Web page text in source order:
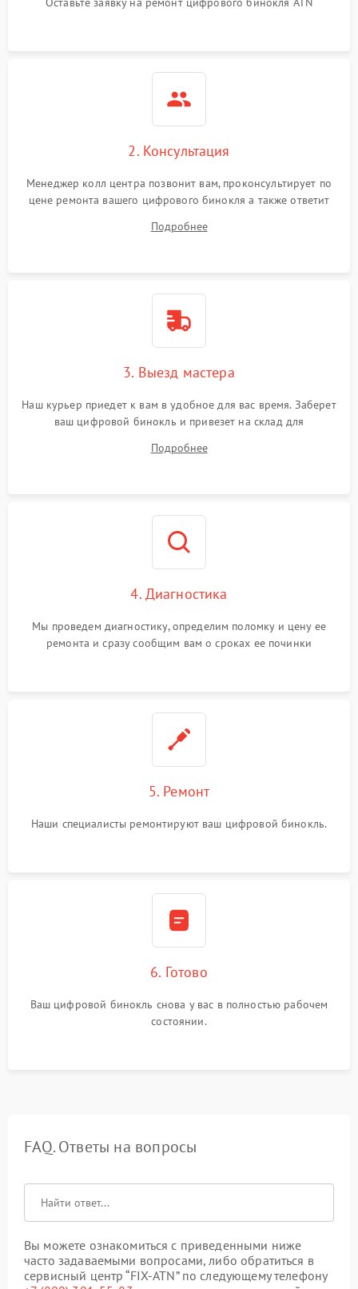
2. Консультация
Менеджер колл центра позвонит вам, проконсультирует по
цене ремонта вашего цифрового бинокля а также ответит
Подробнее
3. Выезд мастера
Наш курьер приедет к вам в удобное для вас время. Заберет
ваш цифровой бинокль и привезет на склад для
Подробнее
4. Диагностика
Мы проведем диагностику, определим поломку и цену ее
ремонта и сразу сообщим вам о сроках ее починки
5. Ремонт
Наши специалисты ремонтируют ваш цифровой бинокль.
6. Готово
Ваш цифровой бинокль снова у вас в полностью рабочем
состоянии.
FAQ. Ответы на вопросы
Вы можете ознакомиться с приведенными ниже
часто задаваемыми вопросами, либо обратиться в
сервисный центр “FIX-ATN” по следующему телефону